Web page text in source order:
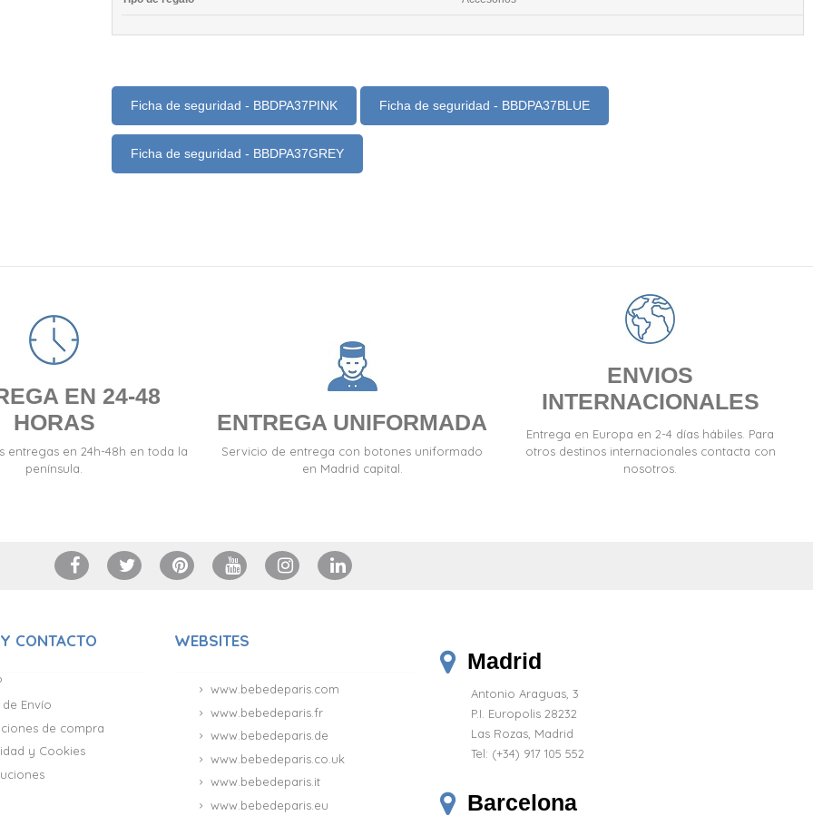
Ficha de seguridad - BBDPA37PINK Ficha de seguridad - BBDPA37BLUE
Ficha de seguridad - BBDPA37GREY
EN 24-48
HORAS
entregas en 24h-48h en toda la
península.
ENTREGA UNIFORMADA
Servicio de entrega con botones uniformado
en Madrid capital.
ENVIOS
INTERNACIONALES
Entrega en Europa en 2-4 días hábiles. Para
otros destinos internacionales contacta con
nosotros.
CONTACTO
Envío
de compra
y Cookies
WEBSITES
www.bebedeparis.com
www.bebedeparis.fr
www.bebedeparis.de
www.bebedeparis.co.uk
www.bebedeparis.it
www.bebedeparis.eu
Madrid
Antonio Araguas, 3
P.I. Europolis 28232
Las Rozas, Madrid
Tel: (+34) 917 105 552
Barcelona